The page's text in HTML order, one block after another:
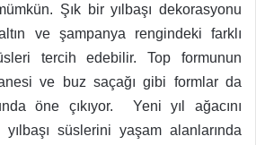
Şık bir yılbaşı dekorasyonu
ve şampanya rengindeki farklı
tercih edebilir. Top formunun
ve buz saçağı gibi formlar da
öne çıkıyor. Yeni yıl ağacını
süslerini yaşam alanlarında